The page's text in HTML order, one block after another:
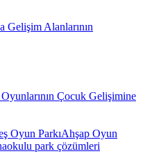
Alanlarının
Çocuk Gelişimine
Oyun ParkıAhşap Oyun
park çözümleri